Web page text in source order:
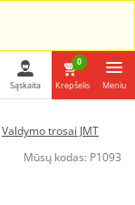
Paieška
Sąskaita
0
Krepšelis Meniu
Valdymo trosai JMT
Mūsų kodas: P1093